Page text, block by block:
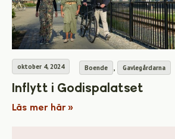
oktober 4, 2024 Boende , Gavlegårdarna
Inflytt i Godispalatset
Läs mer här »